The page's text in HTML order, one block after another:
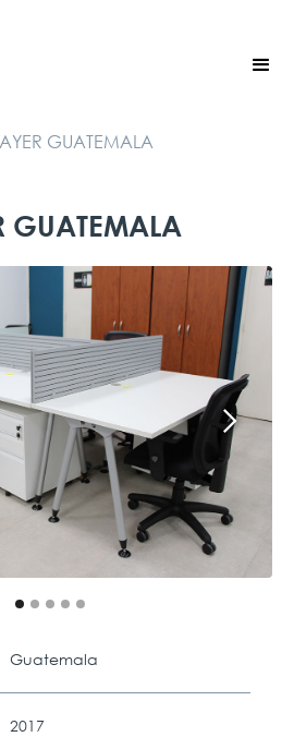
GUATEMALA
GUATEMALA
Guatemala
2017